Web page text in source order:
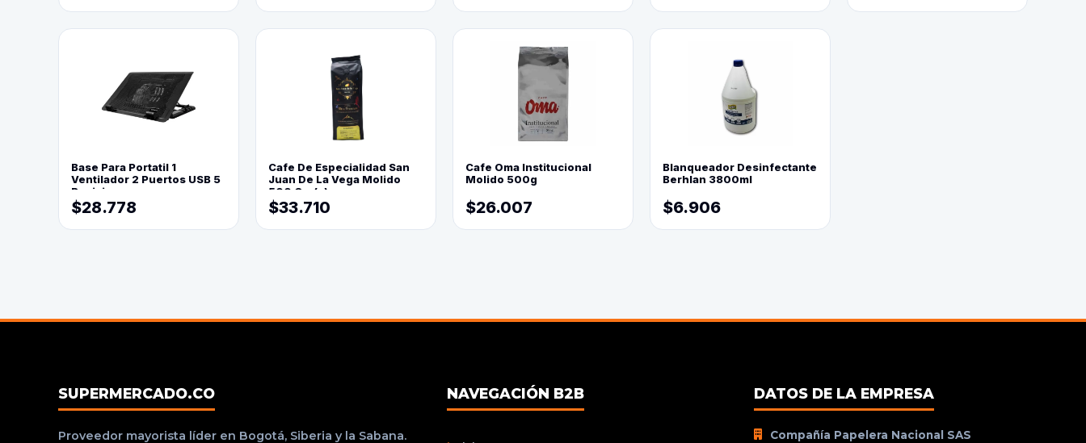
Base Para Portatil 1
Ventilador 2 Puertos USB 5
Posiciones
$28.778
Cafe De Especialidad San
Juan De La Vega Molido
500 Grs(=)
$33.710
Cafe Oma Institucional
Molido 500g
$26.007
Blanqueador Desinfectante
Berhlan 3800ml
$6.906
SUPERMERCADO.CO
Proveedor mayorista líder en Bogotá, Siberia y la Sabana.
NAVEGACIÓN B2B DATOS DE LA EMPRESA
Compañía Papelera Nacional SAS